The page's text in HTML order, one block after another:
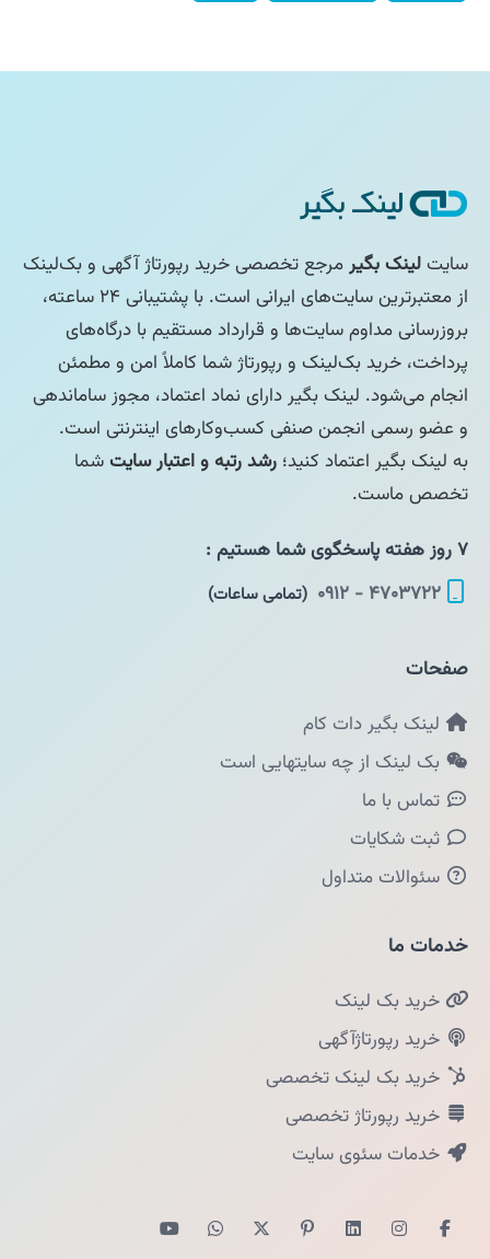
سایتلینک بگیرمرجع تخصصی خرید رپورتاژ آگهی و بک‌لینک
از معتبرترین سایت‌های ایرانی است. با پشتیبانی ۲۴ ساعته،
بروزرسانی مداوم سایت‌ها و قرارداد مستقیم با درگاه‌های
پرداخت، خرید بک‌لینک و رپورتاژ شما کاملاً امن و مطمئن
انجام می‌شود. لینک بگیر دارای نماد اعتماد، مجوز ساماندهی
و عضو رسمی انجمن صنفی کسب‌وکارهای اینترنتی است.
به لینک بگیر اعتماد کنید؛ رشد رتبه و اعتبار سایتشما
تخصص ماست.
۷ روز هفته پاسخگوی شما هستیم :
۴۷۰۳۷۲۲ - ۰۹۱۲
(تمامی ساعات)
صفحات
لینک بگیر دات کام
بک لینک از چه سایتهایی است
تماس با ما
ثبت شکایات
سئوالات متداول
خدمات ما
خرید بک لینک
خرید رپورتاژآگهی
خرید بک لینک تخصصی
خرید رپورتاژ تخصصی
خدمات سئوی سایت